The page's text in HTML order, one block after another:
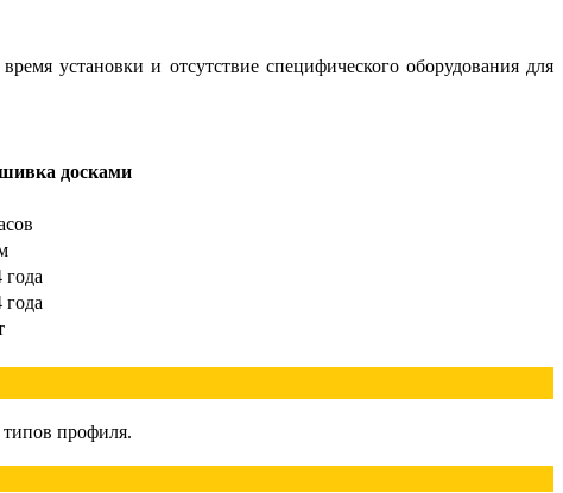
установки и отсутствие специфического оборудования для
досками
года
года
профиля.